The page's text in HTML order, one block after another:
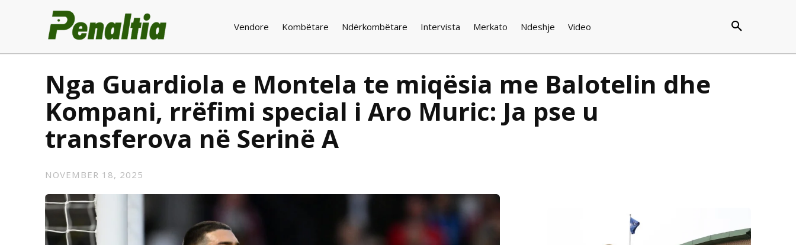
Vendore Kombëtare Ndërkombëtare Intervista Merkato Ndeshje Video
Nga Guardiola e Montela te miqësia me Balotelin dhe
Kompani, rrëfimi special i Aro Muric: Ja pse u
transferova në Serinë A
NOVEMBER 18, 2025